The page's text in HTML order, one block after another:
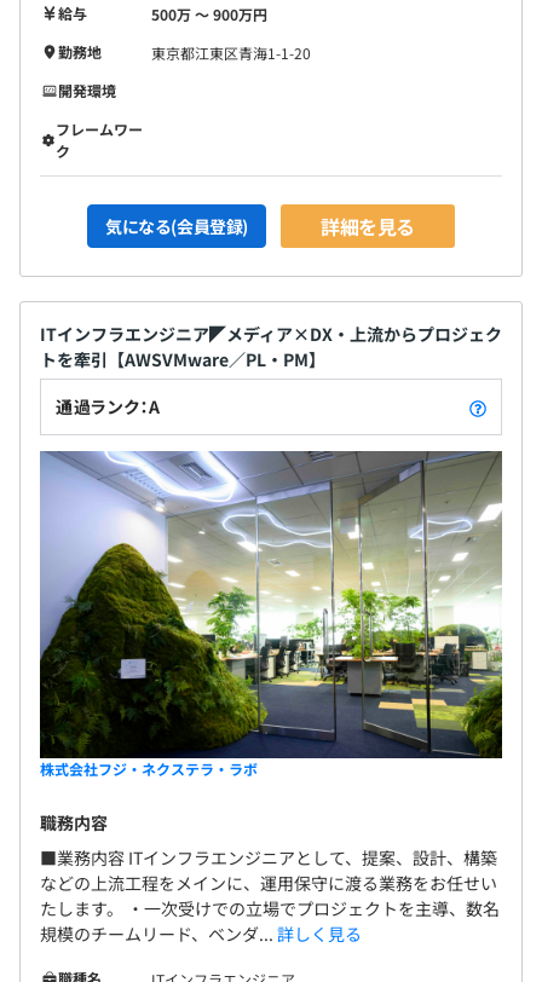
給与
500万 〜 900万円
勤務地
東京都江東区青海1-1-20
開発環境
フレームワー
ク
気になる(会員登録) 詳細を見る
ITインフラエンジニア◤メディア×DX・上流からプロジェク
トを牽引【AWSVMware／PL・PM】
通過ランク：A
株式会社フジ・ネクステラ・ラボ
職務内容
■業務内容 ITインフラエンジニアとして、提案、設計、構築
などの上流工程をメインに、運用保守に渡る業務をお任せい
たします。 ・一次受けでの立場でプロジェクトを主導、数名
規模のチームリード、ベンダ... 詳しく見る